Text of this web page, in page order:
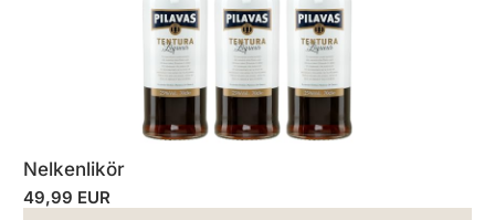
Nelkenlikör
49,99 EUR